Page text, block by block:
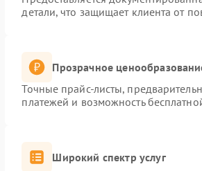
детали, что защищает клиента от
Прозрачное
Точные прайс-листы,
платежей и возможность
Широкий спектр услуг